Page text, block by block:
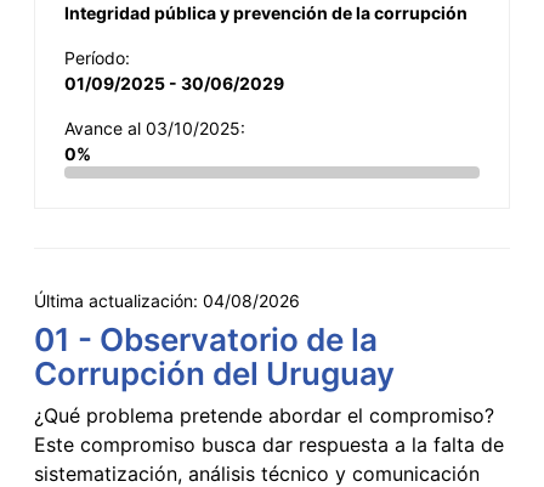
Integridad pública y prevención de la corrupción
Período:
01/09/2025 - 30/06/2029
Avance al 03/10/2025:
0%
Última actualización: 04/08/2026
01 - Observatorio de la
Corrupción del Uruguay
¿Qué problema pretende abordar el compromiso?
Este compromiso busca dar respuesta a la falta de
sistematización, análisis técnico y comunicación